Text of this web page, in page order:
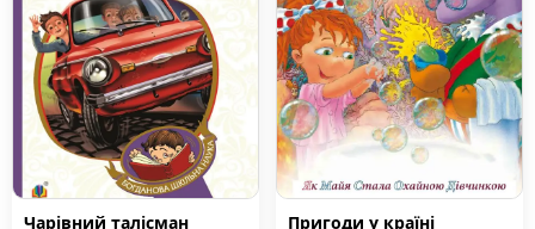
Чарівний талісман
Пригоди у країні